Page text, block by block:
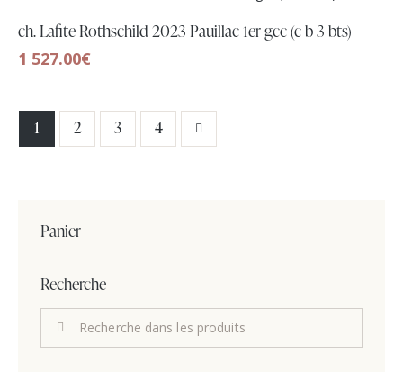
ch. Lafite Rothschild 2023 Pauillac 1er gcc (c b 3 bts)
1 527.00€
1 2 3 4
→
Panier
Recherche